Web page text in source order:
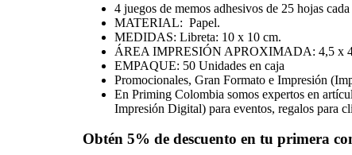
4 juegos de memos adhesivos de 25 hojas
MATERIAL: Papel.
MEDIDAS: Libreta: 10 x 10 cm.
ÁREA IMPRESIÓN APROXIMADA: 4,5 x
EMPAQUE: 50 Unidades en caja
Promocionales, Gran Formato e Impresión
En Priming Colombia somos expertos en
Impresión Digital) para eventos, regalos para
Obtén 5% de descuento en tu primera